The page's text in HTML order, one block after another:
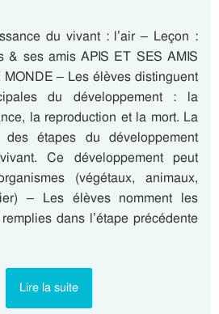
du vivant : l’air – Leçon :
& ses amis APIS ET SES AMIS
– Les élèves distinguent
du développement : la
la reproduction et la mort. La
étapes du développement
Ce développement peut
(végétaux, animaux,
– Les élèves nomment les
dans l’étape précédente
Lire la suite